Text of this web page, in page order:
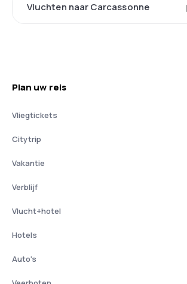
Vluchten naar Carcassonne
Plan uw reis
Vliegtickets
Citytrip
Vakantie
Verblijf
Vlucht+hotel
Hotels
Auto's